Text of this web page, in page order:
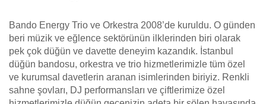
Bando Energy Trio ve Orkestra 2008’de kuruldu. O günden
beri müzik ve eğlence sektörünün ilklerinden biri olarak
pek çok düğün ve davette deneyim kazandık. İstanbul
düğün bandosu, orkestra ve trio hizmetlerimizle tüm özel
ve kurumsal davetlerin aranan isimlerinden biriyiz. Renkli
sahne şovları, DJ performansları ve çiftlerimize özel